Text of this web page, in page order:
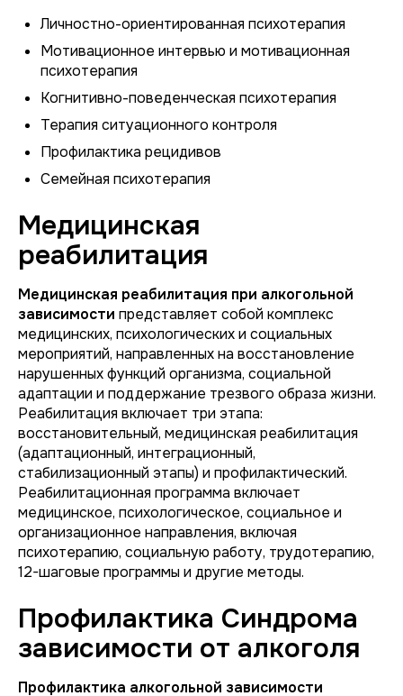
Личностно-ориентированная психотерапия
Мотивационное интервью и мотивационная
психотерапия
Когнитивно-поведенческая психотерапия
Терапия ситуационного контроля
Профилактика рецидивов
Семейная психотерапия
Медицинская
реабилитация
Медицинская реабилитация при алкогольной
зависимости представляет собой комплекс
медицинских, психологических и социальных
мероприятий, направленных на восстановление
нарушенных функций организма, социальной
адаптации и поддержание трезвого образа жизни.
Реабилитация включает три этапа:
восстановительный, медицинская реабилитация
(адаптационный, интеграционный,
стабилизационный этапы) и профилактический.
Реабилитационная программа включает
медицинское, психологическое, социальное и
организационное направления, включая
психотерапию, социальную работу, трудотерапию,
12-шаговые программы и другие методы.
Профилактика Синдрома
зависимости от алкоголя
Профилактика алкогольной зависимости